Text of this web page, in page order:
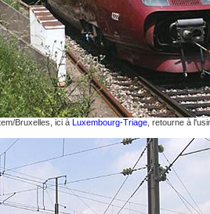
Bruxelles, ici à Luxembourg-Triage , retourne à